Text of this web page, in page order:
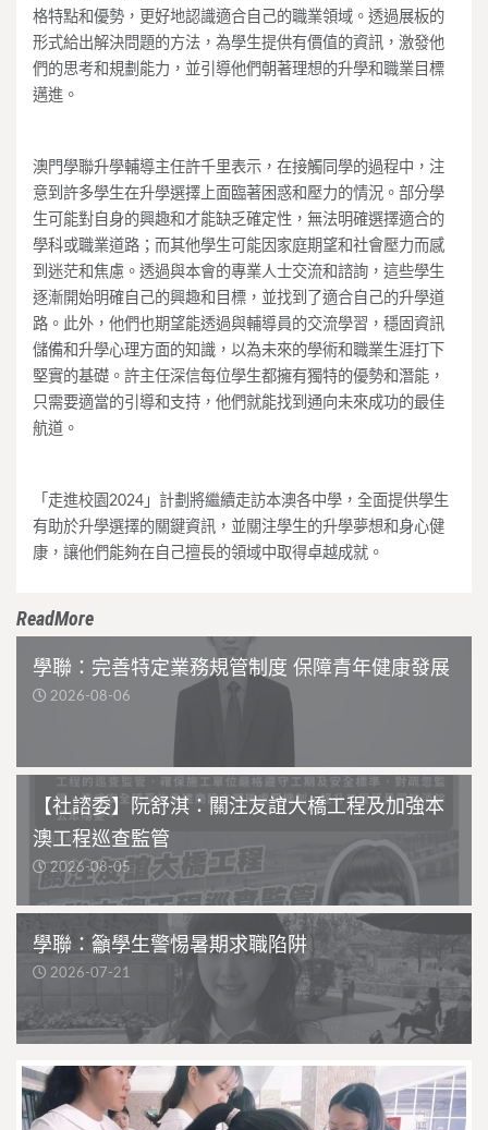
格特點和優勢，更好地認識適合自己的職業領域。透過展板的
形式給出解決問題的方法，為學生提供有價值的資訊，激發他
們的思考和規劃能力，並引導他們朝著理想的升學和職業目標
邁進。
澳門學聯升學輔導主任許千里表示，在接觸同學的過程中，注
意到許多學生在升學選擇上面臨著困惑和壓力的情況。部分學
生可能對自身的興趣和才能缺乏確定性，無法明確選擇適合的
學科或職業道路；而其他學生可能因家庭期望和社會壓力而感
到迷茫和焦慮。透過與本會的專業人士交流和諮詢，這些學生
逐漸開始明確自己的興趣和目標，並找到了適合自己的升學道
路。此外，他們也期望能透過與輔導員的交流學習，穩固資訊
儲備和升學心理方面的知識，以為未來的學術和職業生涯打下
堅實的基礎。許主任深信每位學生都擁有獨特的優勢和潛能，
只需要適當的引導和支持，他們就能找到通向未來成功的最佳
航道。
「走進校園2024」計劃將繼續走訪本澳各中學，全面提供學生
有助於升學選擇的關鍵資訊，並關注學生的升學夢想和身心健
康，讓他們能夠在自己擅長的領域中取得卓越成就。
ReadMore
學聯：完善特定業務規管制度 保障青年健康發展
2026-08-06
【社諮委】阮舒淇：關注友誼大橋工程及加強本
澳工程巡查監管
2026-08-05
學聯：籲學生警惕暑期求職陷阱
2026-07-21